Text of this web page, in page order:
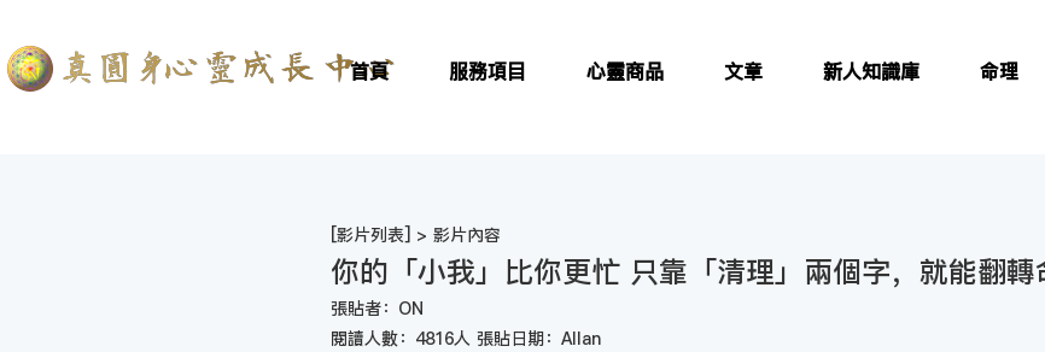
首頁 服務項目 心靈商品 文章 新人知識庫 命理
[影片列表] > 影片內容
你的「小我」比你更忙 只靠「清理」兩個字，就能翻轉
張貼者：ON
閱讀人數：4816人 張貼日期：Allan